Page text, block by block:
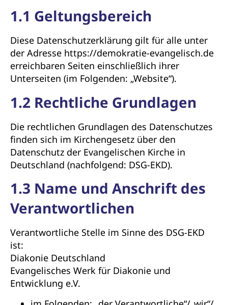
1.1 Geltungsbereich
Diese Datenschutzerklärung gilt für alle unter
der Adresse https://demokratie-evangelisch.de
erreichbaren Seiten einschließlich ihrer
Unterseiten (im Folgenden: „Website“).
1.2 Rechtliche Grundlagen
Die rechtlichen Grundlagen des Datenschutzes
finden sich im Kirchengesetz über den
Datenschutz der Evangelischen Kirche in
Deutschland (nachfolgend: DSG-EKD).
1.3 Name und Anschrift des
Verantwortlichen
Verantwortliche Stelle im Sinne des DSG-EKD
ist:
Diakonie Deutschland
Evangelisches Werk für Diakonie und
Entwicklung e.V.